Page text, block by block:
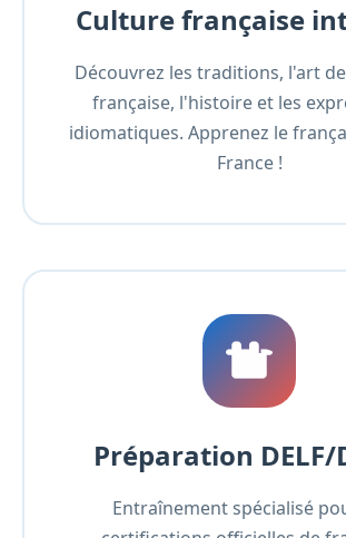
Culture française
Découvrez les traditions, l'art
française, l'histoire et les
idiomatiques. Apprenez le
France !
Préparation DELF/
Entraînement spécialisé